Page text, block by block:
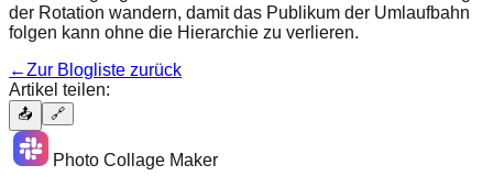
der Rotation wandern, damit das Publikum der Umlaufbahn
folgen kann ohne die Hierarchie zu verlieren.
←Zur Blogliste zurück
Artikel teilen:
📤 🔗
Photo Collage Maker